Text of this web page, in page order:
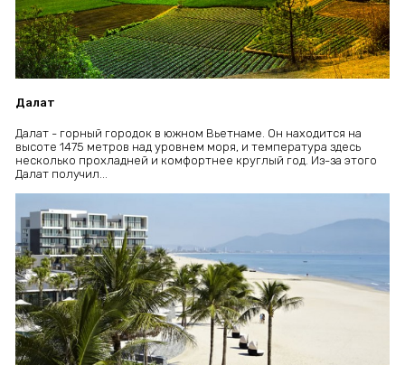
Далат
Далат - горный городок в южном Вьетнаме. Он находится на
высоте 1475 метров над уровнем моря, и температура здесь
несколько прохладней и комфортнее круглый год. Из-за этого
Далат получил...